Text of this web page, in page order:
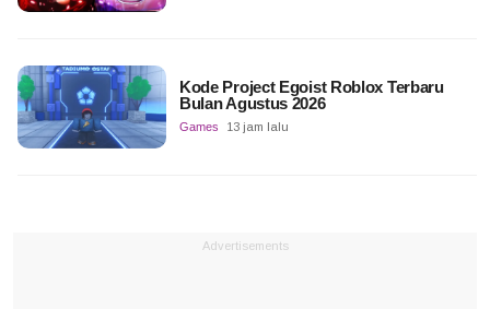
Kode Project Egoist Roblox Terbaru
Bulan Agustus 2026
Games 13 jam lalu
Advertisements